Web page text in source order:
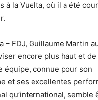
à la Vuelta, où il a été
– FDJ, Guillaume Martin
encore plus haut et
équipe, connue pour son
et ses excellentes
qu’international, semble